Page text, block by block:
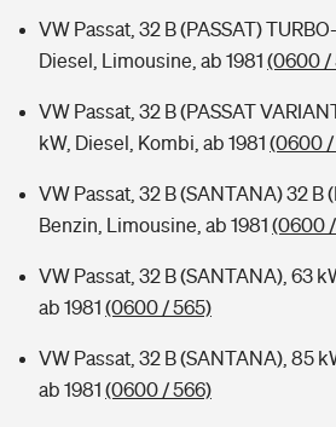
VW Passat, 32 B (PASSAT)
Diesel, Limousine, ab 1981 (0600 /
VW Passat, 32 B (PASSAT
kW, Diesel, Kombi, ab 1981 (0600 /
VW Passat, 32 B (SANTANA) 32 B
Benzin, Limousine, ab 1981 (0600
VW Passat, 32 B (SANTANA), 63
ab 1981 (0600 / 565)
VW Passat, 32 B (SANTANA), 85
ab 1981 (0600 / 566)